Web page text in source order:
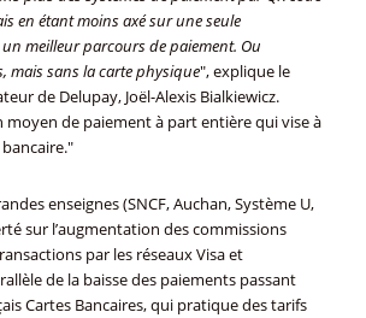
en étant moins axé sur une seule
meilleur parcours de paiement. Ou
mais sans la carte physique", explique le
de Delupay, Joël-Alexis Bialkiewicz.
moyen de paiement à part entière qui vise à
enseignes (SNCF, Auchan, Système U,
sur l’augmentation des commissions
par les réseaux Visa et
de la baisse des paiements passant
Cartes Bancaires, qui pratique des tarifs